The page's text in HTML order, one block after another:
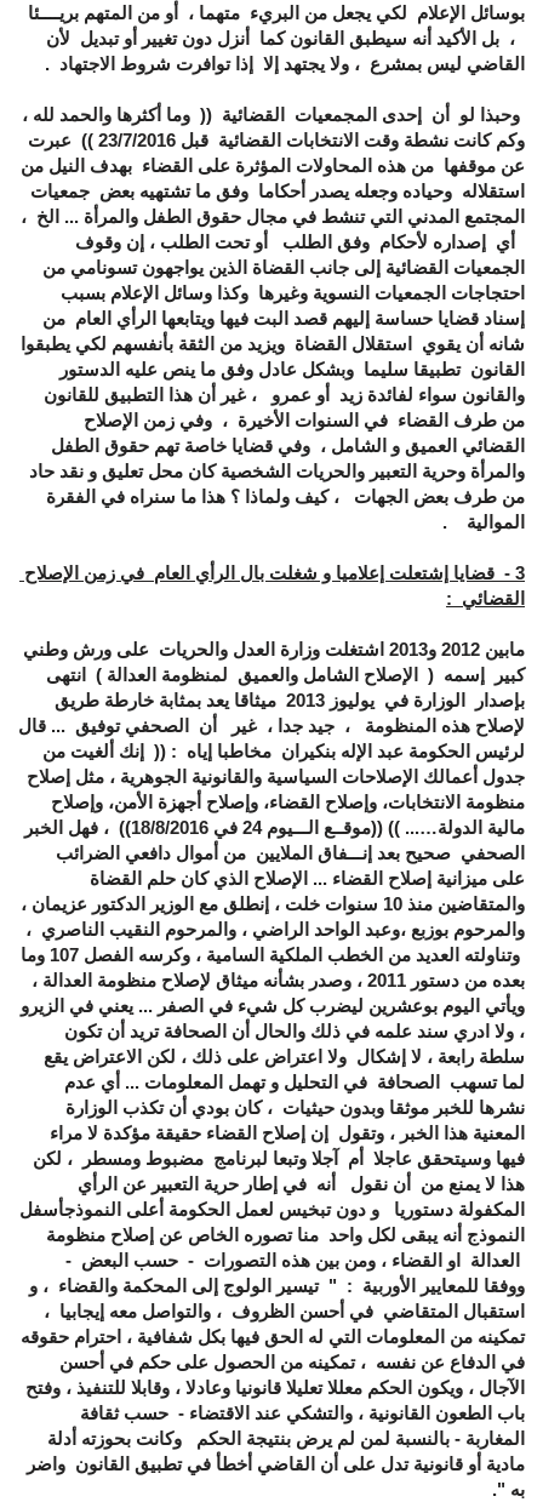
بوسائل الإعلام لكي يجعل من البريء متهما ، أو من المتهم بريــــئا
، بل الأكيد أنه سيطبق القانون كما أنزل دون تغيير أو تبديل لأن
القاضي ليس بمشرع ، ولا يجتهد إلا إذا توافرت شروط الاجتهاد .
وحبذا لو أن إحدى المجمعيات القضائية (( وما أكثرها والحمد لله ،
وكم كانت نشطة وقت الانتخابات القضائية قبل 23/7/2016 )) عبرت
عن موقفها من هذه المحاولات المؤثرة على القضاء بهدف النيل من
استقلاله وحياده وجعله يصدر أحكاما وفق ما تشتهيه بعض جمعيات
المجتمع المدني التي تنشط في مجال حقوق الطفل والمرأة ... الخ ،
أي إصداره لأحكام وفق الطلب أو تحت الطلب ، إن وقوف
الجمعيات القضائية إلى جانب القضاة الذين يواجهون تسونامي من
احتجاجات الجمعيات النسوية وغيرها وكذا وسائل الإعلام بسبب
إسناد قضايا حساسة إليهم قصد البت فيها ويتابعها الرأي العام من
شانه أن يقوي استقلال القضاة ويزيد من الثقة بأنفسهم لكي يطبقوا
القانون تطبيقا سليما وبشكل عادل وفق ما ينص عليه الدستور
والقانون سواء لفائدة زيد أو عمرو ، غير أن هذا التطبيق للقانون
من طرف القضاء في السنوات الأخيرة ، وفي زمن الإصلاح
القضائي العميق و الشامل ، وفي قضايا خاصة تهم حقوق الطفل
والمرأة وحرية التعبير والحريات الشخصية كان محل تعليق و نقد حاد
من طرف بعض الجهات ، كيف ولماذا ؟ هذا ما سنراه في الفقرة
الموالية .
3 - قضايا إشتعلت إعلاميا و شغلت بال الرأي العام في زمن الإصلاح
القضائي :
مابين 2012 و2013 اشتغلت وزارة العدل والحريات على ورش وطني
كبير إسمه ( الإصلاح الشامل والعميق لمنظومة العدالة ) انتهى
بإصدار الوزارة في يوليوز 2013 ميثاقا يعد بمثابة خارطة طريق
لإصلاح هذه المنظومة ، جيد جدا ، غير أن ا لصحفي توفيق ... قال
لرئيس الحكومة عبد الإله بنكيران مخاطبا إياه : ((
إنك ألغيت من
جدول أعمالك الإصلاحات السياسية والقانونية الجوهرية ، مثل إصلاح
منظومة الانتخابات، وإصلاح القضاء، وإصلاح أجهزة الأمن، وإصلاح
مالية الدولة…... )) ((موقــع الـــيوم 24 في 18/8/2016)) ، فهل الخبر
الصحفي صحيح بعد إنـــفاق الملايين من أموال دافعي الضرائب
على ميزانية إصلاح القضاء ... الإصلاح الذي كان حلم القضاة
والمتقاضين منذ 10 سنوات خلت ، إنطلق مع الوزير الدكتور عزيمان ،
والمرحوم بوزبع ،وعبد الواحد الراضي ، والمرحوم النقيب الناصري ،
وتناولته العديد من الخطب الملكية السامية ، وكرسه الفصل 107 وما
بعده من دستور 2011 ، وصدر بشأنه ميثاق لإصلاح منظومة العدالة ،
ويأتي اليوم بوعشرين ليضرب كل شيء في الصفر ... يعني في الزيرو
، ولا ادري سند علمه في ذلك والحال أن الصحافة تريد أن تكون
سلطة رابعة ، لا إشكال ولا اعتراض على ذلك ، لكن الاعتراض يقع
لما تسهب الصحافة في التحليل و تهمل المعلومات ... أي عدم
نشرها للخبر موثقا وبدون حيثيات ، كان بودي أن تكذب الوزارة
المعنية هذا الخبر ، وتقول إن إصلاح القضاء حقيقة مؤكدة لا مراء
فيها وسيتحقق عاجلا أم آجلا وتبعا لبرنامج مضبوط ومسطر ، لكن
هذا لا يمنع من أن نقول أنه في إطار حرية التعبير عن الرأي
المكفولة دستوريا و دون تبخيس لعمل الحكومة أعلى النموذجأسفل
النموذج أنه يبقى لكل واحد منا تصوره الخاص عن إصلاح منظومة
العدالة او القضاء ، ومن بين هذه التصورات - حسب البعض -
ووفقا للمعايير الأوربية : " تيسير الولوج إلى المحكمة والقضاء ، و
استقبال المتقاضي في أحسن الظروف ، والتواصل معه إيجابيا ،
تمكينه من المعلومات التي له الحق فيها بكل شفافية ، احترام حقوقه
في الدفاع عن نفسه ، تمكينه من الحصول على حكم في أحسن
الآجال ، ويكون الحكم معللا تعليلا قانونيا وعادلا ، وقابلا للتنفيذ ، وفتح
باب الطعون القانونية ، والتشكي عند الاقتضاء - حسب ثقافة
المغاربة - بالنسبة لمن لم يرض بنتيجة الحكم وكانت بحوزته أدلة
مادية أو قانونية تدل على أن القاضي أخطأ في تطبيق القانون واضر
به ".